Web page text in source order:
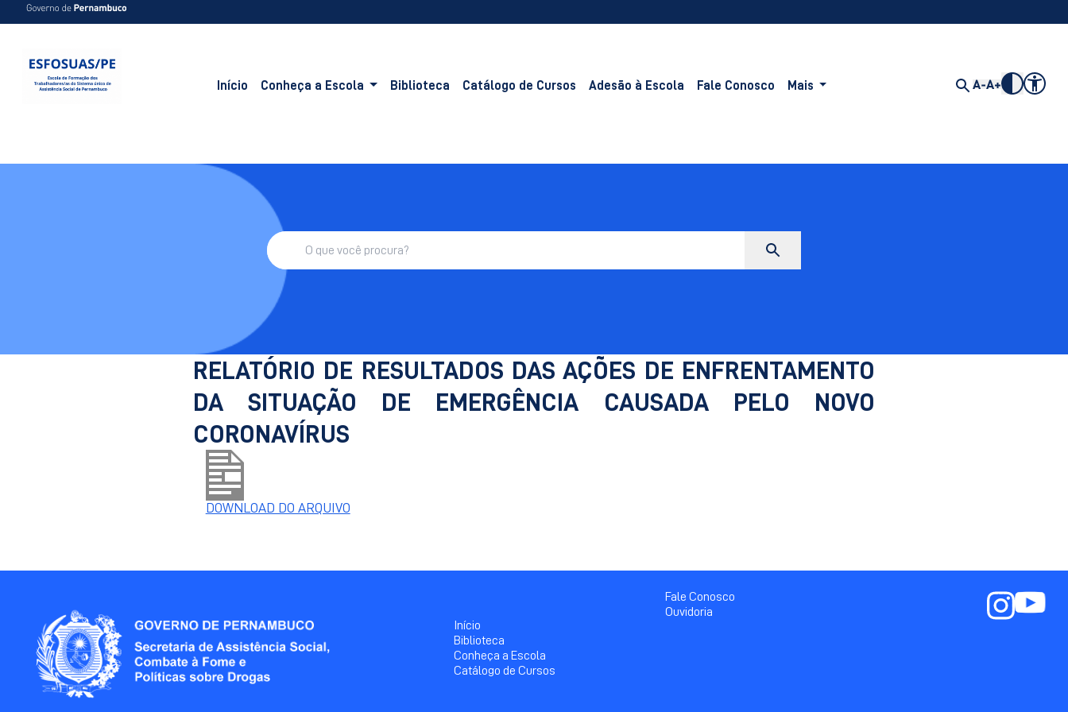
Início Conheça a Escola Biblioteca Catálogo de Cursos Adesão à Escola Fale Conosco Mais
RELATÓRIO DE RESULTADOS DAS AÇÕES DE ENFRENTAMENTO
DA SITUAÇÃO DE EMERGÊNCIA CAUSADA PELO NOVO
CORONAVÍRUS
DOWNLOAD DO ARQUIVO
Início
Biblioteca
Conheça a Escola
Catálogo de Cursos
Fale Conosco
Ouvidoria